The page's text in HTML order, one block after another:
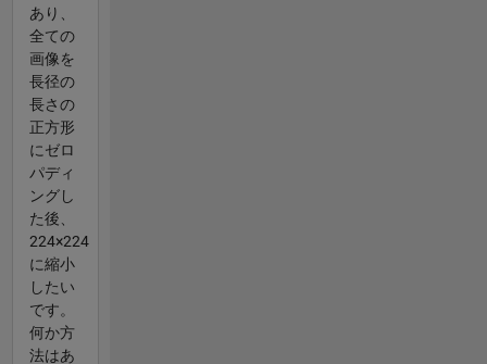
あり、
全ての
画像を
長径の
長さの
正方形
にゼロ
パディ
ングし
た後、
224×224
に縮小
したい
です。
何か方
法はあ